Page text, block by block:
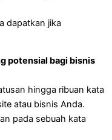
dapatkan jika
potensial bagi bisnis
hingga ribuan kata
atau bisnis Anda.
pada sebuah kata